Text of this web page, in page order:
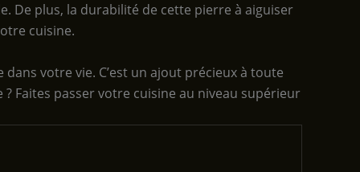
De plus, la durabilité de cette pierre à aiguiser
cuisine.
votre vie. C’est un ajout précieux à toute
Faites passer votre cuisine au niveau supérieur